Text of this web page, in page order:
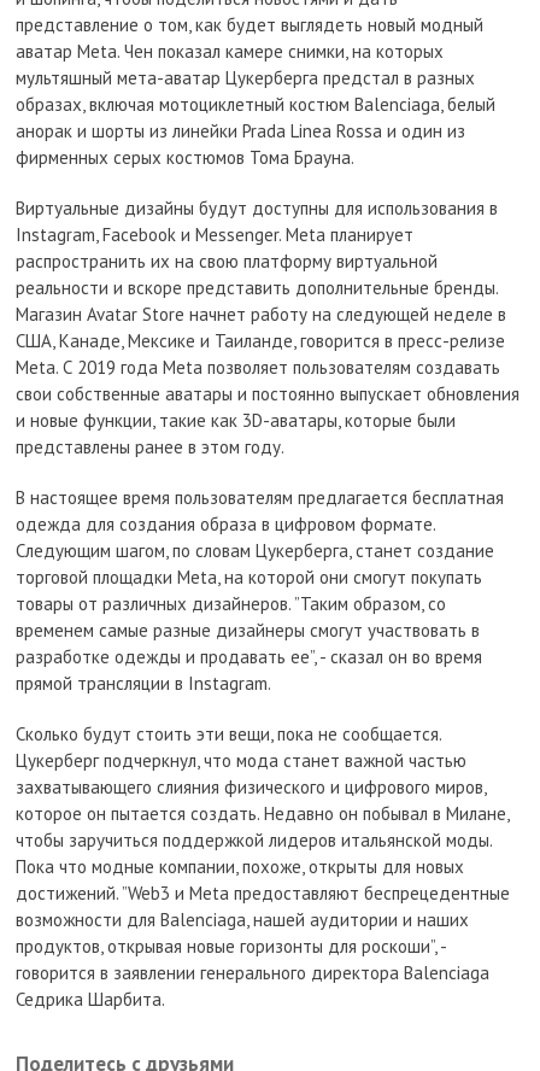
представление о том, как будет выглядеть новый модный
аватар Meta. Чен показал камере снимки, на которых
мультяшный мета-аватар Цукерберга предстал в разных
образах, включая мотоциклетный костюм Balenciaga, белый
анорак и шорты из линейки Prada Linea Rossa и один из
фирменных серых костюмов Тома Брауна.
Виртуальные дизайны будут доступны для использования в
Instagram, Facebook и Messenger. Meta планирует
распространить их на свою платформу виртуальной
реальности и вскоре представить дополнительные бренды.
Магазин Avatar Store начнет работу на следующей неделе в
США, Канаде, Мексике и Таиланде, говорится в пресс-релизе
Meta. С 2019 года Meta позволяет пользователям создавать
свои собственные аватары и постоянно выпускает обновления
и новые функции, такие как 3D-аватары, которые были
представлены ранее в этом году.
В настоящее время пользователям предлагается бесплатная
одежда для создания образа в цифровом формате.
Следующим шагом, по словам Цукерберга, станет создание
торговой площадки Meta, на которой они смогут покупать
товары от различных дизайнеров. ”Таким образом, со
временем самые разные дизайнеры смогут участвовать в
разработке одежды и продавать ее”, - сказал он во время
прямой трансляции в Instagram.
Сколько будут стоить эти вещи, пока не сообщается.
Цукерберг подчеркнул, что мода станет важной частью
захватывающего слияния физического и цифрового миров,
которое он пытается создать. Недавно он побывал в Милане,
чтобы заручиться поддержкой лидеров итальянской моды.
Пока что модные компании, похоже, открыты для новых
достижений. ”Web3 и Meta предоставляют беспрецедентные
возможности для Balenciaga, нашей аудитории и наших
продуктов, открывая новые горизонты для роскоши”, -
говорится в заявлении генерального директора Balenciaga
Седрика Шарбита.
Поделитесь с друзьями